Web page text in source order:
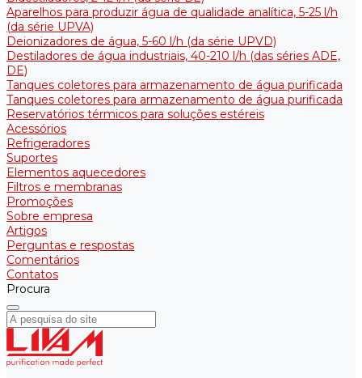
Aparelhos para produzir água de qualidade analítica, 5-25 l/h
(da série UPVA)
Deionizadores de água, 5-60 l/h (da série UPVD)
Destiladores de água industriais, 40-210 l/h (das séries ADE,
DE)
Tanques coletores para armazenamento de água purificada
Tanques coletores para armazenamento de água purificada
Reservatórios térmicos para soluções estéreis
Acessórios
Refrigeradores
Suportes
Elementos aquecedores
Filtros e membranas
Promoções
Sobre empresa
Artigos
Perguntas e respostas
Comentários
Contatos
Procura